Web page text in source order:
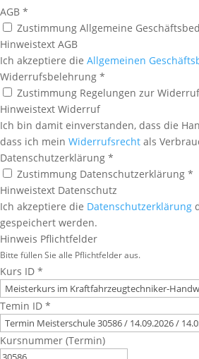
AGB *
Zustimmung Allgemeine
Hinweistext AGB
Ich akzeptiere die Allgemeinen
Widerrufsbelehrung *
Zustimmung Regelungen zur
Hinweistext Widerruf
Ich bin damit einverstanden, dass die
dass ich mein Widerrufsrecht als
Datenschutzerklärung *
Zustimmung Datenschutzerklärung *
Hinweistext Datenschutz
Ich akzeptiere die Datenschutzerklärung
gespeichert werden.
Hinweis Pflichtfelder
Bitte füllen Sie alle Pflichtfelder aus.
Kurs ID *
Temin ID *
Kursnummer (Termin)